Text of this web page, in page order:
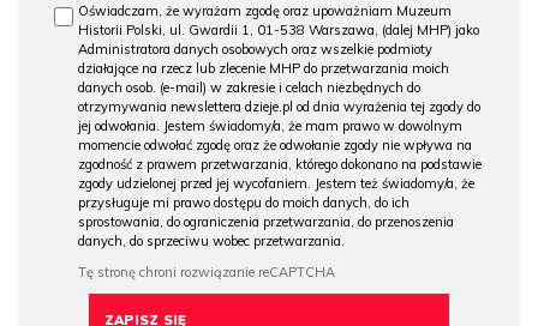
Oświadczam, że wyrażam zgodę oraz upoważniam Muzeum
Historii Polski, ul. Gwardii 1, 01-538 Warszawa, (dalej MHP) jako
Administratora danych osobowych oraz wszelkie podmioty
działające na rzecz lub zlecenie MHP do przetwarzania moich
danych osob. (e-mail) w zakresie i celach niezbędnych do
otrzymywania newslettera dzieje.pl od dnia wyrażenia tej zgody do
jej odwołania. Jestem świadomy/a, że mam prawo w dowolnym
momencie odwołać zgodę oraz że odwołanie zgody nie wpływa na
zgodność z prawem przetwarzania, którego dokonano na podstawie
zgody udzielonej przed jej wycofaniem. Jestem też świadomy/a, że
przysługuje mi prawo dostępu do moich danych, do ich
sprostowania, do ograniczenia przetwarzania, do przenoszenia
danych, do sprzeciwu wobec przetwarzania.